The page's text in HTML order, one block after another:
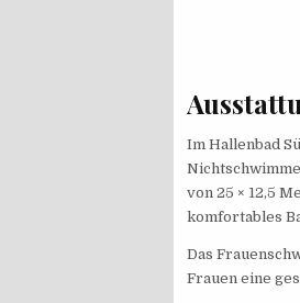
Im Hallenbad
von 25 × 12,5
komfortables
Das
Frauen eine